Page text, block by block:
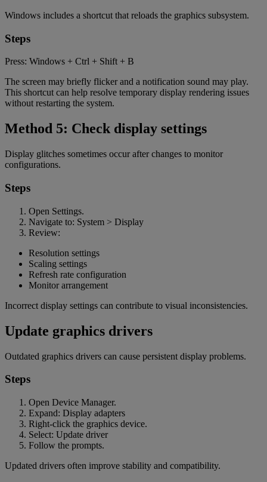
Windows includes a shortcut that reloads the graphics subsystem.
Steps
Press: Windows + Ctrl + Shift + B
The screen may briefly flicker and a notification sound may play.
This shortcut can help resolve temporary display rendering issues
without restarting the system.
Method 5: Check display settings
Display glitches sometimes occur after changes to monitor
configurations.
Steps
Open Settings.
Navigate to: System > Display
Review:
Resolution settings
Scaling settings
Refresh rate configuration
Monitor arrangement
Incorrect display settings can contribute to visual inconsistencies.
Update graphics drivers
Outdated graphics drivers can cause persistent display problems.
Steps
Open Device Manager.
Expand: Display adapters
Right-click the graphics device.
Select: Update driver
Follow the prompts.
Updated drivers often improve stability and compatibility.